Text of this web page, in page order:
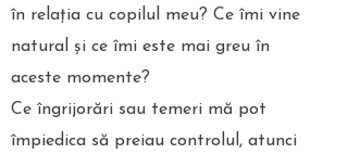
în relația cu copilul meu? Ce îmi vine
natural și ce îmi este mai greu în
aceste momente?
Ce îngrijorări sau temeri mă pot
împiedica să preiau controlul, atunci